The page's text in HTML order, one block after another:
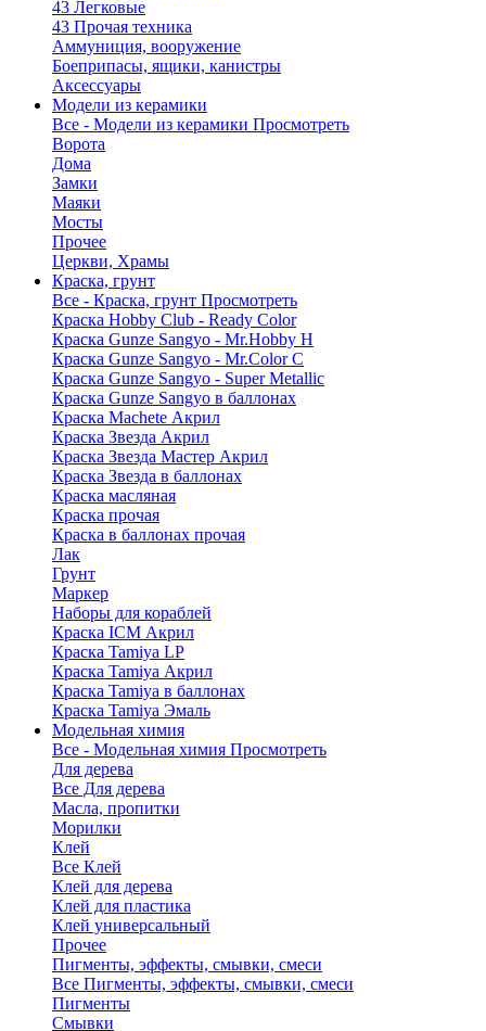
43 Легковые
43 Прочая техника
Аммуниция, вооружение
Боеприпасы, ящики, канистры
Аксессуары
Модели из керамики
Все - Модели из керамики Просмотреть
Ворота
Дома
Замки
Маяки
Мосты
Прочее
Церкви, Храмы
Краска, грунт
Все - Краска, грунт Просмотреть
Краска Hobby Club - Ready Color
Краска Gunze Sangyo - Mr.Hobby H
Краска Gunze Sangyo - Mr.Color C
Краска Gunze Sangyo - Super Metallic
Краска Gunze Sangyo в баллонах
Краска Machete Акрил
Краска Звезда Акрил
Краска Звезда Мастер Акрил
Краска Звезда в баллонах
Краска масляная
Краска прочая
Краска в баллонах прочая
Лак
Грунт
Маркер
Наборы для кораблей
Краска ICM Акрил
Краска Tamiya LP
Краска Tamiya Акрил
Краска Tamiya в баллонах
Краска Tamiya Эмаль
Модельная химия
Все - Модельная химия Просмотреть
Для дерева
Все Для дерева
Масла, пропитки
Морилки
Клей
Все Клей
Клей для дерева
Клей для пластика
Клей универсальный
Прочее
Пигменты, эффекты, смывки, смеси
Все Пигменты, эффекты, смывки, смеси
Пигменты
Смывки